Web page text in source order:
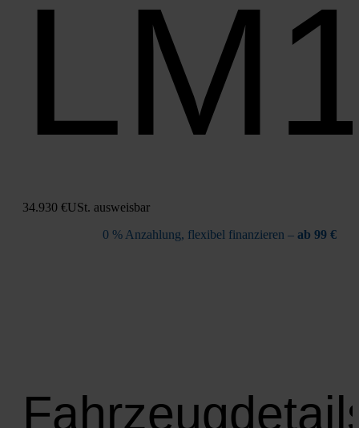
34.930 €USt. aus­weis­bar
0 % Anzah­lung, fle­xi­bel finan­zie­ren – ab 99 €